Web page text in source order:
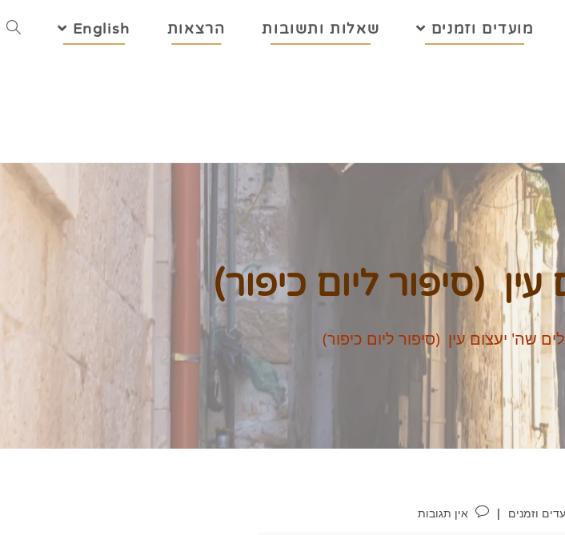
מועדים וזמנים שאלות ותשובות הרצאות English
(סיפור ליום כיפור)
שה' יעצום עין (סיפור ליום כיפור)
וזמנים אין תגובות